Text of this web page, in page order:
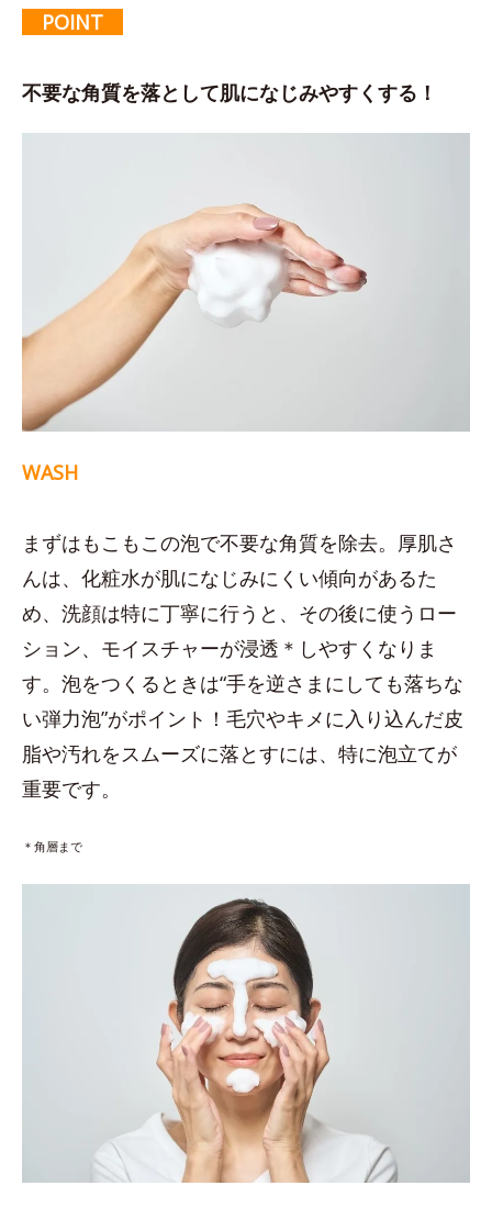
POINT
不要な角質を落として肌になじみやすくする！
WASH
まずはもこもこの泡で不要な角質を除去。厚肌さ
んは、化粧水が肌になじみにくい傾向があるた
め、洗顔は特に丁寧に行うと、その後に使うロー
ション、モイスチャーが浸透＊しやすくなりま
す。泡をつくるときは“手を逆さまにしても落ちな
い弾力泡”がポイント！毛穴やキメに入り込んだ皮
脂や汚れをスムーズに落とすには、特に泡立てが
重要です。
＊角層まで